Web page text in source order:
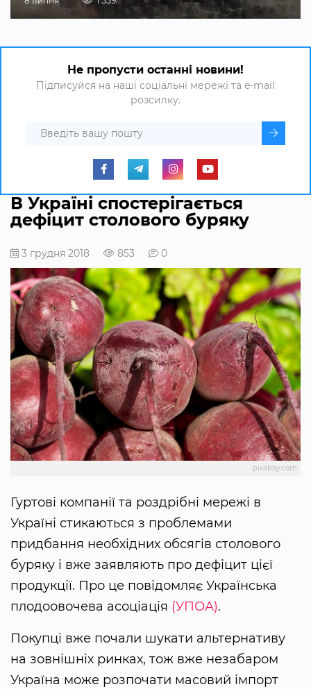
Не пропусти останні новини!
Підписуйся на наші соціальні мережі та e-mail
розсилку.
В Україні спостерігається
дефіцит столового буряку
3 грудня 2018 853 0
pixabay.com
Гуртові компанії та роздрібні мережі в
Україні стикаються з проблемами
придбання необхідних обсягів столового
буряку і вже заявляють про дефіцит цієї
продукції. Про це повідомляє Українська
плодоовочева асоціація (УПОА).
Покупці вже почали шукати альтернативу
на зовнішніх ринках, тож вже незабаром
Україна може розпочати масовий імпорт